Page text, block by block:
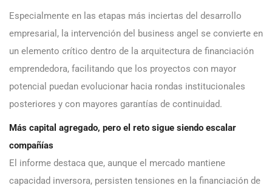
Especialmente en las etapas más inciertas del desarrollo
empresarial, la intervención del business angel se convierte en
un elemento crítico dentro de la arquitectura de financiación
emprendedora, facilitando que los proyectos con mayor
potencial puedan evolucionar hacia rondas institucionales
posteriores y con mayores garantías de continuidad.
Más capital agregado, pero el reto sigue siendo escalar
compañías
El informe destaca que, aunque el mercado mantiene
capacidad inversora, persisten tensiones en la financiación de